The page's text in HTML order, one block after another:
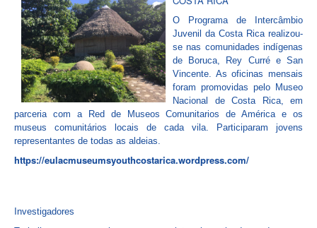
O Programa de Intercâmbio
Juvenil da Costa Rica realizou-
se nas comunidades indígenas
de Boruca, Rey Curré e San
Vincente. As oficinas mensais
foram promovidas pelo Museo
Nacional de Costa Rica, em
parceria com a Red de Museos Comunitarios de América e os
museus comunitários locais de cada vila. Participaram jovens
representantes de todas as aldeias.
https://eulacmuseumsyouthcostarica.wordpress.com/
Investigadores